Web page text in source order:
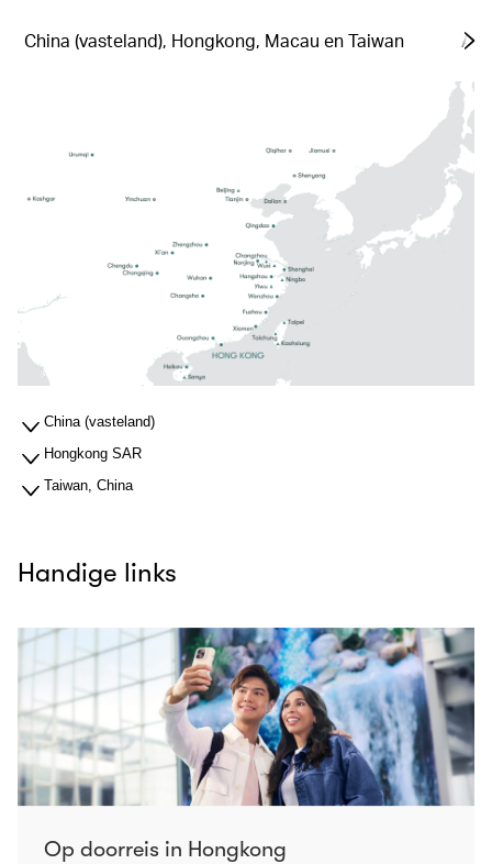
China (vasteland), Hongkong, Macau en Taiwan
China (vasteland)
Hongkong SAR
Taiwan, China
Handige links
Op doorreis in Hongkong